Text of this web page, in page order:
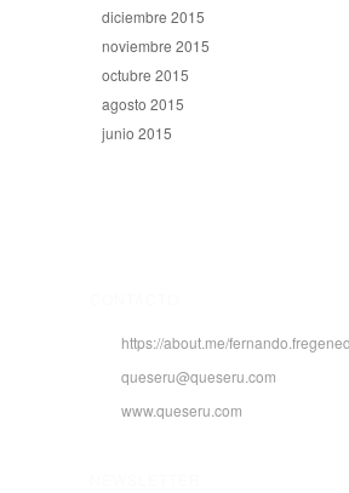
diciembre 2015
noviembre 2015
octubre 2015
agosto 2015
junio 2015
https://about.me/
queseru@queseru.com
www.queseru.com